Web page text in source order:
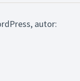
autor: